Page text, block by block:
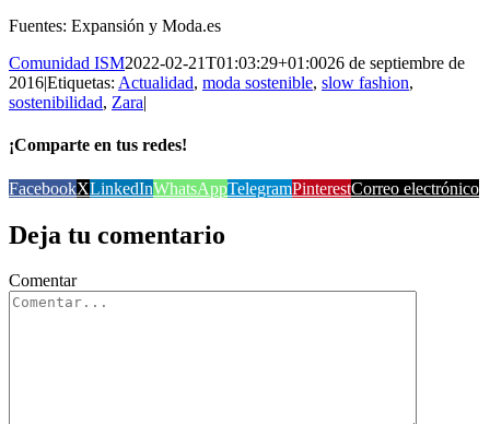
Fuentes: Expansión y Moda.es
Comunidad ISM2022-02-21T01:03:29+01:0026 de septiembre de
2016|Etiquetas: Actualidad, moda sostenible, slow fashion,
sostenibilidad, Zara|
¡Comparte en tus redes!
FacebookXLinkedInWhatsAppTelegramPinterestCorreo electrónico
Deja tu comentario
Comentar